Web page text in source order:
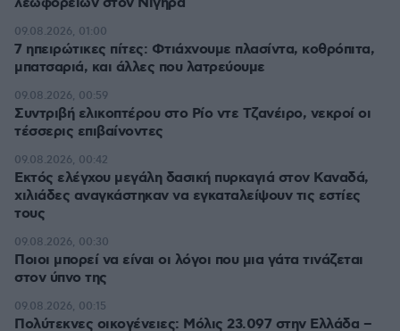
7 ηπειρώτικες πίτες: Φτιάχνουμε πλασίντα, κοθρόπιτα,
μπατσαριά, και άλλες που λατρεύουμε
09.08.2026, 01:00
Συντριβή ελικοπτέρου στο Ρίο ντε Τζανέιρο, νεκροί οι
τέσσερις επιβαίνοντες
09.08.2026, 00:59
Εκτός ελέγχου μεγάλη δασική πυρκαγιά στον Καναδά,
χιλιάδες αναγκάστηκαν να εγκαταλείψουν τις εστίες
τους
09.08.2026, 00:42
Ποιοι μπορεί να είναι οι λόγοι που μια γάτα τινάζεται
στον ύπνο της
09.08.2026, 00:30
Πολύτεκνες οικογένειες: Μόλις 23.097 στην Ελλάδα –
09.08.2026, 00:15